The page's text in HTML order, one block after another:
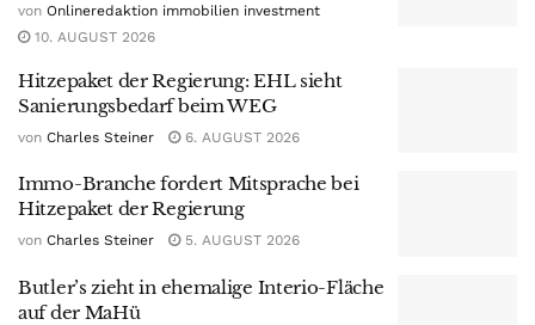
von Onlineredaktion immobilien investment
10. AUGUST 2026
Hitzepaket der Regierung: EHL sieht
Sanierungsbedarf beim WEG
von Charles Steiner 6. AUGUST 2026
Immo-Branche fordert Mitsprache bei
Hitzepaket der Regierung
von Charles Steiner 5. AUGUST 2026
Butler’s zieht in ehemalige Interio-Fläche
auf der MaHü